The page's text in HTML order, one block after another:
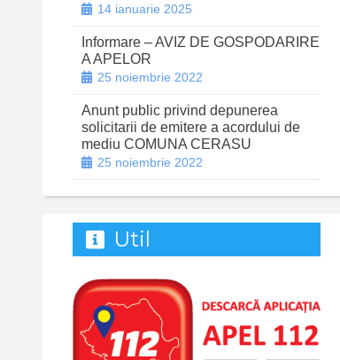
14 ianuarie 2025
Informare – AVIZ DE GOSPODARIRE
A APELOR
25 noiembrie 2022
Anunt public privind depunerea
solicitarii de emitere a acordului de
mediu COMUNA CERASU
25 noiembrie 2022
Util